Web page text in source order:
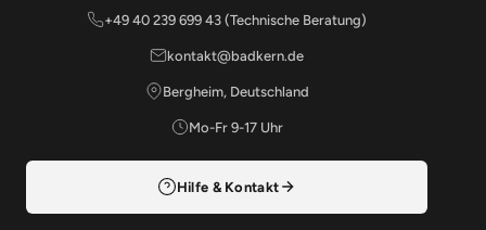
+49 40 239 699 43 (Technische Beratung)
kontakt@badkern.de
Bergheim, Deutschland
Mo-Fr 9-17 Uhr
Hilfe & Kontakt